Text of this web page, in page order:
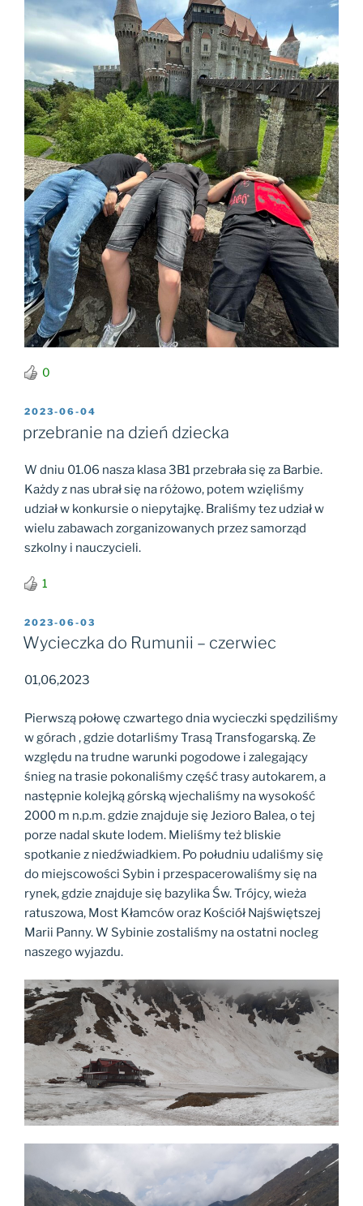
0
OPUBLIKOWANE
2023-06-04
przebranie na dzień dziecka
W dniu 01.06 nasza klasa 3B1 przebrała się za Barbie.
Każdy z nas ubrał się na różowo, potem wzięliśmy
udział w konkursie o niepytajkę. Braliśmy tez udział w
wielu zabawach zorganizowanych przez samorząd
szkolny i nauczycieli.
1
OPUBLIKOWANE
W
2023-06-03
Wycieczka do Rumunii – czerwiec
01,06,2023
Pierwszą połowę czwartego dnia wycieczki spędziliśmy
w górach , gdzie dotarliśmy Trasą Transfogarską. Ze
względu na trudne warunki pogodowe i zalegający
śnieg na trasie pokonaliśmy część trasy autokarem, a
następnie kolejką górską wjechaliśmy na wysokość
2000 m n.p.m. gdzie znajduje się Jezioro Balea, o tej
porze nadal skute lodem. Mieliśmy też bliskie
spotkanie z niedźwiadkiem. Po południu udaliśmy się
do miejscowości Sybin i przespacerowaliśmy się na
rynek, gdzie znajduje się bazylika Św. Trójcy, wieża
ratuszowa, Most Kłamców oraz Kościół Najświętszej
Marii Panny. W Sybinie zostaliśmy na ostatni nocleg
naszego wyjazdu.